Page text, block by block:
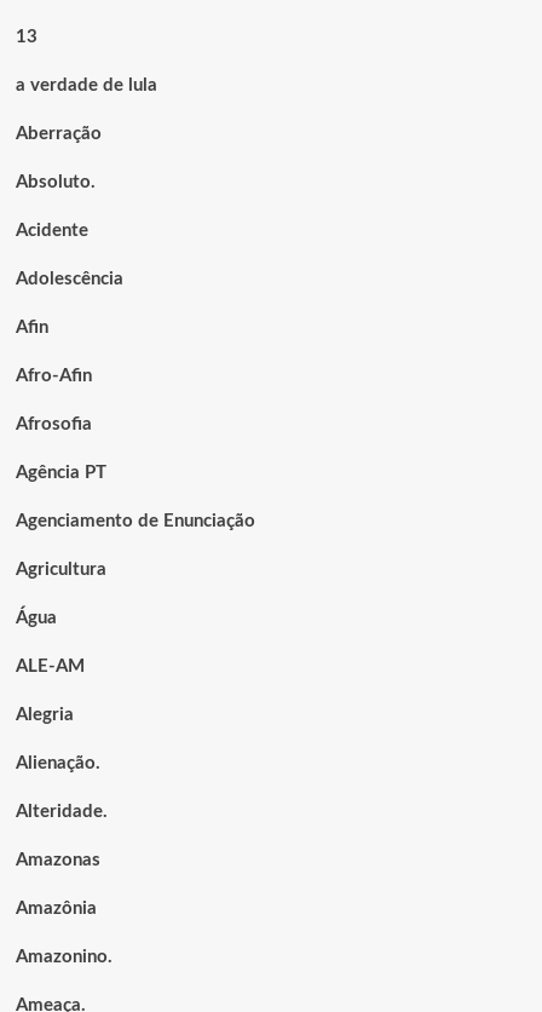
13
a verdade de lula
Aberração
Absoluto.
Acidente
Adolescência
Afin
Afro-Afin
Afrosofia
Agência PT
Agenciamento de Enunciação
Agricultura
Água
ALE-AM
Alegria
Alienação.
Alteridade.
Amazonas
Amazônia
Amazonino.
Ameaça.